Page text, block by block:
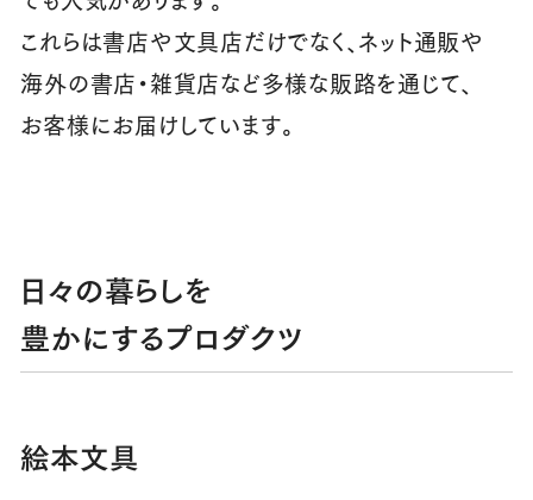
これらは書店や文具店だけでなく、ネット通販や
海外の書店・雑貨店など多様な販路を通じて、
お客様にお届けしています。
日々の暮らしを
豊かにするプロダクツ
絵本文具